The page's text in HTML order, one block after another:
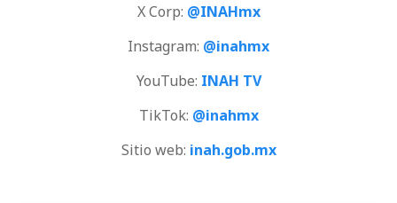
X Corp: @INAHmx
Instagram: @inahmx
YouTube: INAH TV
TikTok: @inahmx
Sitio web: inah.gob.mx